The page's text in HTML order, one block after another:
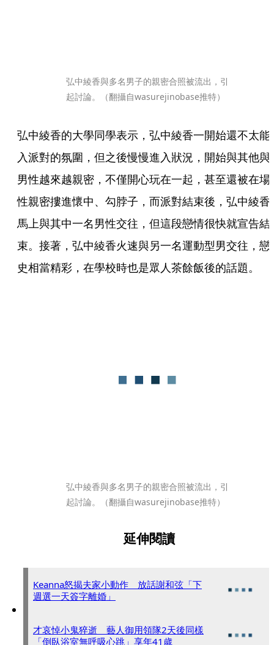
弘中綾香與多名男子的親密合照被流出，引
起討論。（翻攝自wasurejinobase推特）
弘中綾香的大學同學表示，弘中綾香一開始還不太能
入派對的氛圍，但之後慢慢進入狀況，開始與其他與
男性越來越親密，不僅開心玩在一起，甚至還被在場
性親密摟進懷中、勾脖子，而派對結束後，弘中綾香
馬上與其中一名男性交往，但這段戀情很快就宣告結
束。接著，弘中綾香火速與另一名運動型男交往，戀
史相當精彩，在學校時也是眾人茶餘飯後的話題。
弘中綾香與多名男子的親密合照被流出，引
起討論。（翻攝自wasurejinobase推特）
延伸閱讀
Keanna怒揭夫家小動作 放話謝和弦「下
週選一天簽字離婚」
才哀悼小鬼猝逝 藝人御用領隊2天後同樣
「倒臥浴室無呼吸心跳」享年41歲